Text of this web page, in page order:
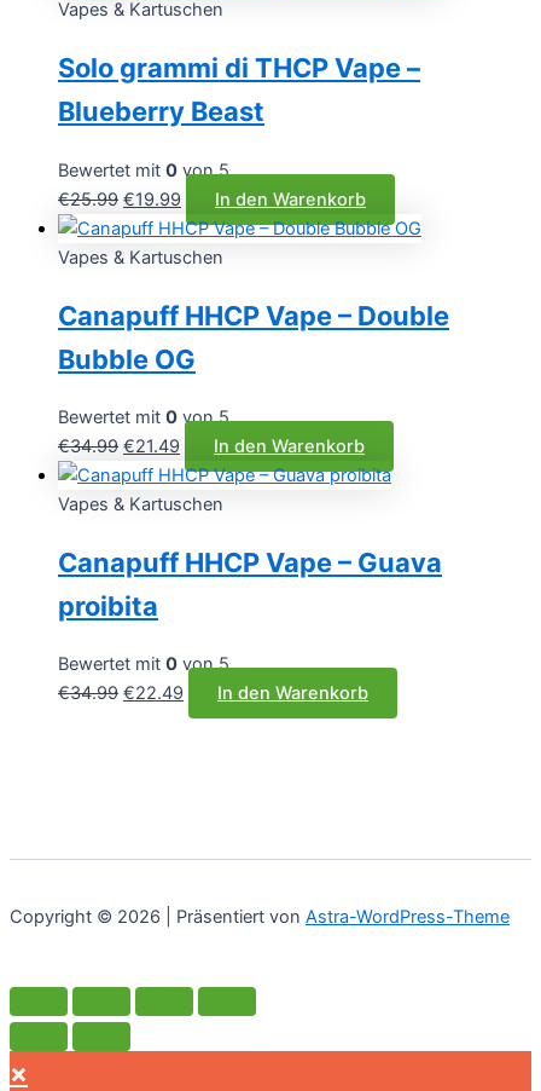
war:
ist:
Vapes & Kartuschen
Solo grammi di THCP Vape –
Blueberry Beast
Bewertet mit 0 von 5
€25.99 Ursprünglicher
Preis
war:
€19.99Aktueller
Preis
ist:
In den Warenkorb
Vapes & Kartuschen
Canapuff HHCP Vape – Double
Bubble OG
Bewertet mit 0 von 5
€34.99 Ursprünglicher
Preis
war:
€21.49Aktueller
Preis
ist:
In den Warenkorb
Vapes & Kartuschen
Canapuff HHCP Vape – Guava
proibita
Bewertet mit 0 von 5
€34.99 Ursprünglicher
€22.49 Aktueller
Preis
In den Warenkorb
Copyright © 2026 | Präsentiert von Astra-WordPress-Theme
×